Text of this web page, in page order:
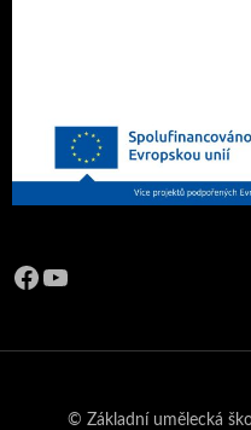
Facebook
YouTube
© Základní umělecká